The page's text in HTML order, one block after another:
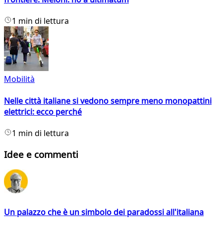
1 min di lettura
Mobilità
Nelle città italiane si vedono sempre meno monopattini
elettrici: ecco perché
1 min di lettura
Idee e commenti
Un palazzo che è un simbolo dei paradossi all'italiana